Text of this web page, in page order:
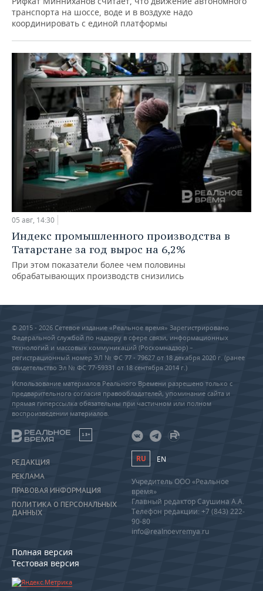
транспорта на шоссе, воде и в воздухе надо
координировать с единой платформы
05 авг, 14:30
Индекс промышленного производства в
Татарстане за год вырос на 6,2%
При этом показатели более чем половины
обрабатывающих производств снизились
© 2015 - 2026 Сетевое издание «Реальное время» Зарегистрировано
Федеральной службой по надзору в сфере связи, информационных
технологий и массовых коммуникаций (Роскомнадзор) –
регистрационный номер ЭЛ № ФС 77 - 79627 от 18 декабря 2020 г. (ранее
свидетельство Эл № ФС 77-59331 от 18 сентября 2014 г.)
Использование материалов Реального Времени разрешено только с
предварительного согласия правообладателей, упоминание сайта и
прямая гиперссылка обязательны при частичном или полном
воспроизведении материалов.
18+
РЕДАКЦИЯ
РЕКЛАМА
ПРАВОВАЯ ИНФОРМАЦИЯ
ПОЛИТИКА О ПЕРСОНАЛЬНЫХ
ДАННЫХ
Полная версия
Тестовая версия
RU EN
Учредитель ООО «Реальное
время»
Главный редактор Саушина А.А.
Телефон редакции: +7 (843) 222-
90-80
info@realnoevremya.ru